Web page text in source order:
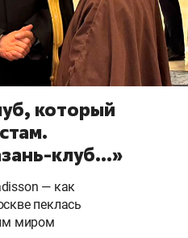
который
клуб…»
— как
пеклась
миром